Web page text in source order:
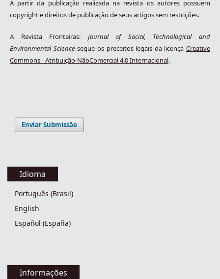
A partir da publicação realizada na revista os autores possuem
copyright e direitos de publicação de seus artigos sem restrições.
A Revista Fronteiras: Journal of Social, Technological and
Environmental Science segue os preceitos legais da licençaCreative
Commons - Atribuição-NãoComercial 4.0 Internacional.
Enviar Submissão
Idioma
Português (Brasil)
English
Español (España)
Informações